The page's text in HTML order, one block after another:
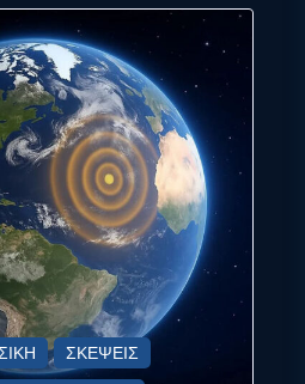
ΣΚΈΨΕΙΣ